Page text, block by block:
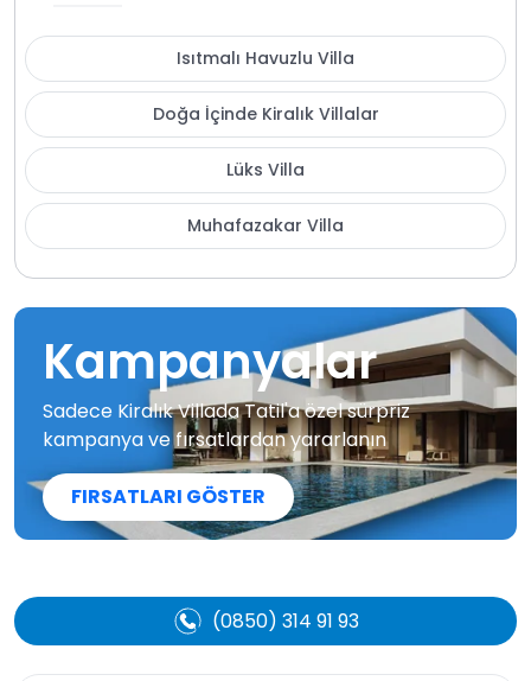
Isıtmalı Havuzlu Villa
Doğa İçinde Kiralık Villalar
Lüks Villa
Muhafazakar Villa
Kampanyalar
Sadece Kiralık Villada Tatil'a özel sürpriz
kampanya ve fırsatlardan yararlanın
FIRSATLARI GÖSTER
(0850) 314 91 93